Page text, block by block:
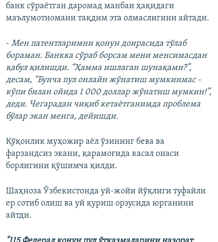
банк сўраëтган даромад манбаи ҳақидаги
маълумотномани тақдим эта олмаслигини айтади.
- Мен патентларимни қонун доирасида тўлаб
бораман. Банкка сўраб борсам мени менсимасдан
қабул қилишди. “Ҳамма ишлаган шунақами?”,
десам, “Бунча пул онлайн жўнатиш мумкинмас -
кўпи билан ойида 1 000 доллар жўнатиш мумкин!”,
деди. Чегарадан чиқиб кетаётганимда проблема
бўлар экан менга, дейишди.
Қўқонлик муҳожир аёл ўзининг бева ва
фарзандсиз экани, қарамоғида касал онаси
борлигини қўшимча қилди.
Шаҳноза Ўзбекистонда уй-жойи йўқлиги туфайли
ер сотиб олиш ва уй қуриш орзусида юрганини
айтди.